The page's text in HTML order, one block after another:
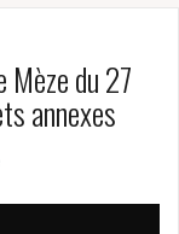
du 27
annexes